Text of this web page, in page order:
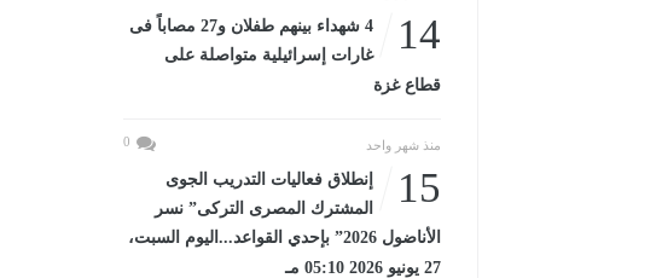
14
4 شهداء بينهم طفلان و27 مصاباً فى
غارات إسرائيلية متواصلة على
قطاع غزة
منذ شهر واحد 0
15
إنطلاق فعاليات التدريب الجوى
المشترك المصرى التركى” نسر
الأناضول 2026” بإحدي القواعد...اليوم السبت،
27 يونيو 2026 05:10 مـ